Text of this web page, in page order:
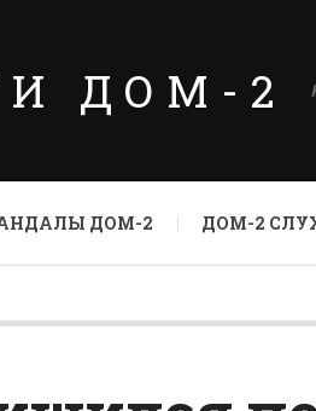
ДОМ-2
ДОМ-2 ДОМ-2